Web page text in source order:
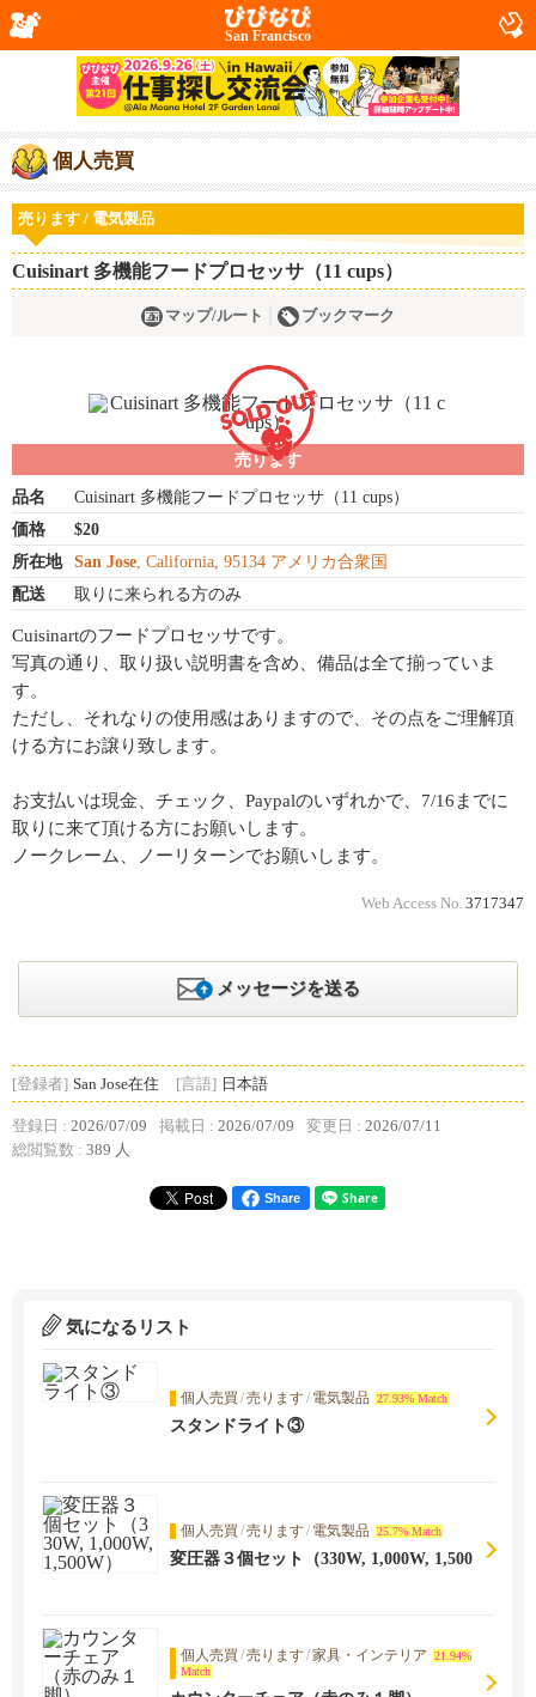
San Francisco
個人売買
売ります / 電気製品
Cuisinart 多機能フードプロセッサ（11 cups）
マップ/ルート ブックマーク
売ります
品名
Cuisinart 多機能フードプロセッサ（11 cups）
価格
$20
所在地
San Jose , California, 95134 アメリカ合衆国
配送
取りに来られる方のみ
Cuisinartのフードプロセッサです。
写真の通り、取り扱い説明書を含め、備品は全て揃っていま
す。
ただし、それなりの使用感はありますので、その点をご理解頂
ける方にお譲り致します。
お支払いは現金、チェック、Paypalのいずれかで、7/16までに
取りに来て頂ける方にお願いします。
ノークレーム、ノーリターンでお願いします。
Web Access No. 3717347
メッセージを送る
[登録者] San Jose在住 [言語] 日本語
登録日 : 2026/07/09 掲載日 : 2026/07/09 変更日 : 2026/07/11
総閲覧数 : 389 人
Share
気になるリスト
個人売買 /売ります/ 電気製品 27.93% Match
スタンドライト③
個人売買 /売ります/ 電気製品 25.7% Match
変圧器３個セット（330W, 1,000W, 1,500
個人売買 /売ります/家具・インテリア
21.94%
Match